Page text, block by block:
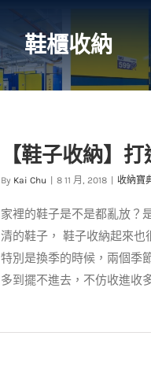
鞋櫃收納
【鞋子收納】
By Kai Chu 8 11 月, 2018 收納寶
家裡的鞋子是不是都亂放？
清的鞋子， 鞋子收納起來也
特別是換季的時候，兩個季
多到擺不進去，不仿收進收